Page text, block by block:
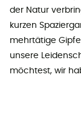
der Natur
kurzen
mehrtätige
unsere
möchtest, wir